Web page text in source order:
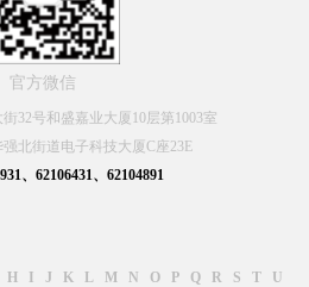
官方微信
32号和盛嘉业大厦10层第1003室
北街道电子科技大厦C座23E
、62106431、62104891
H J K L M N O P Q R S T U